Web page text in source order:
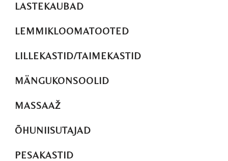
LASTEKAUBAD
LEMMIKLOOMATOOTED
LILLEKASTID/TAIMEKASTID
MÄNGUKONSOOLID
MASSAAŽ
ÕHUNIISUTAJAD
PESAKASTID